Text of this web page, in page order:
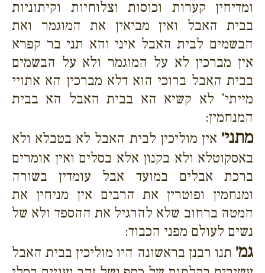
ומדיחין קערות וכוסות וצלוחיות וקיתוניות
בבית האבל ואין מביאין את המוגמר ואת
הבשמים לבית האבל איני והא תני בר קפרא
אין מברכין לא על המוגמר ולא על הבשמים
בבית האבל ברוכי הוא דלא מברכין הא אתויי
מייתי' לא קשיא הא בבית האבל הא בבית
המנחמין:
מתני׳ אין מוליכין לבית האבל לא בטבלא ולא
באסקוטלא ולא בקנון אלא בסלים ואין אומרים
ברכת אבלים במועד אבל עומדין בשורה
ומנחמין ופוטרין את הרבים אין מניחין את
המטה ברחוב שלא להרגיל את ההספד ולא של
נשים לעולם מפני הכבוד:
גמ׳ תנו רבנן בראשונה היו מוליכין בבית האבל